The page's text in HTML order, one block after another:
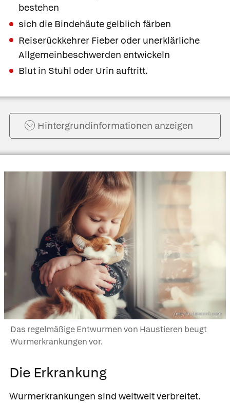
bestehen
sich die Bindehäute gelblich färben
Reiserückkehrer Fieber oder unerklärliche
Allgemeinbeschwerden entwickeln
Blut in Stuhl oder Urin auftritt.
Hintergrund­informationen anzeigen
oes/shutterstock.com
Das regelmäßige Entwurmen von Haustieren beugt
Wurmerkrankungen vor.
Die Erkrankung
Wurmerkrankungen sind weltweit verbreitet.